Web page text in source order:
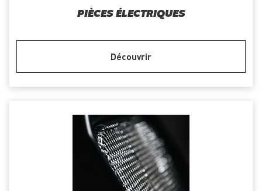
PIÈCES ÉLECTRIQUES
Découvrir